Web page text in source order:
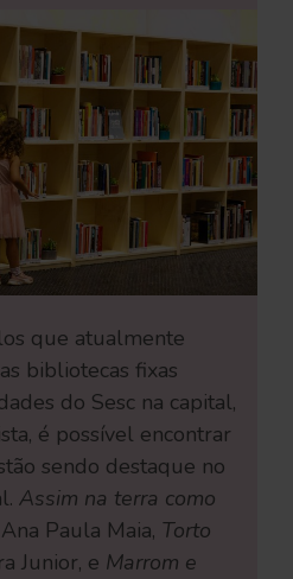
que atualmente
bibliotecas fixas
do Sesc na capital,
é possível encontrar
sendo destaque no
Assim na terra como
Paula Maia, Torto
Junior, e Marrom e